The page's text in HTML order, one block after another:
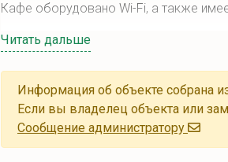
Кафе оборудовано Wi-Fi, а также
Читать дальше
Информация об объекте собрана
Если вы владелец объекта или
Cообщение администратору